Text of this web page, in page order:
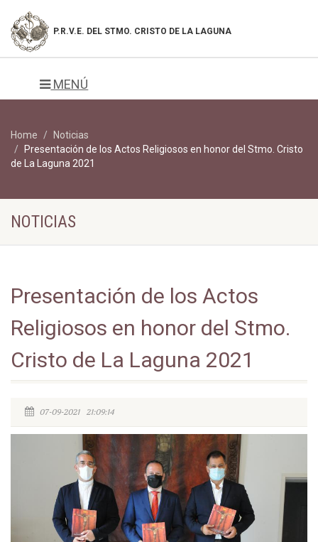
P.R.V.E. DEL STMO. CRISTO DE LA LAGUNA
MENÚ
Home
Noticias
Presentación de los Actos Religiosos en honor del Stmo. Cristo
de La Laguna 2021
NOTICIAS
Presentación de los Actos
Religiosos en honor del Stmo.
Cristo de La Laguna 2021
07-09-2021 21:09:14